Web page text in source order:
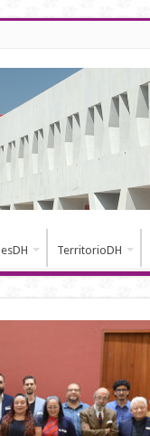
TerritorioDH